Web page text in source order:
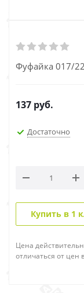
Фуфайка 017/
137 руб.
Достаточно
Купить в 1
Цена
отличаться от цен